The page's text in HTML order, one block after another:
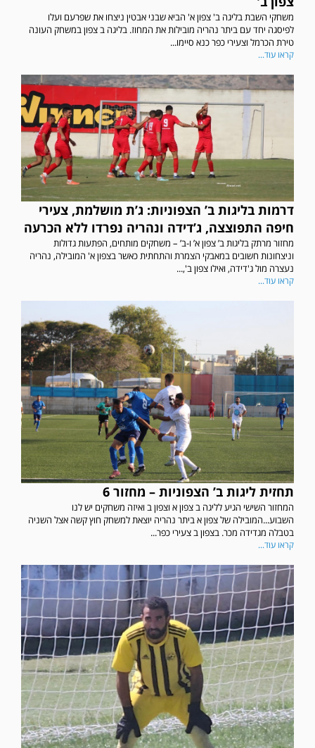
משחקי השבת בליגה ב' צפון א' הביא שבני אבטין ניצחו את שפרעם ועלו
לפיסגה יחד עם ביתר נהריה מובילות את המחוז. בליגה ב צפון במשחק העונה
טירת הכרמל וצעירי כפר כנא סיימו...
קראו עוד...
דרמות בליגות ב’ הצפוניות: ג’ת מושלמת, צעירי
חיפה התפוצצה, ג’דידה ונהריה נפרדו ללא הכרעה
מחזור מרתק בליגות ב’ צפון א’ ו-ב’ – משחקים מותחים, הפתעות גדולות
וניצחונות חשובים במאבקי הצמרת והתחתית כאשר בצפון א' המובילה, נהריה
נעצרה מול ג'דידה, ואילו צפון ב',...
קראו עוד...
תחזית ליגות ב’ הצפוניות – מחזור 6
המחזור השישי הגיע לליגה ב צפון א וצפון ב ואיזה משחקים יש לנו
השבוע...המובילה של צפון א ביתר נהריה יוצאת למשחק חוץ קשה אצל השניה
בטבלה מגדידה מכר. בצפון ב צעירי כפר...
קראו עוד...